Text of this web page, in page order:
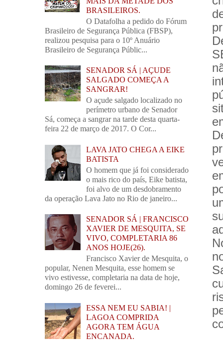
BRASILEIROS.
O Datafolha a pedido do Fórum
Brasileiro de Segurança Pública (FBSP),
realizou pesquisa para o 10º Anuário
Brasileiro de Segurança Públic...
SENADOR SÁ | AÇUDE
SALGADO COMEÇA A
SANGRAR!
O açude salgado localizado no
perímetro urbano de Senador
Sá, começa a sangrar na tarde desta quarta-
feira 22 de março de 2017. O Cor...
LAVA JATO CHEGA A EIKE
BATISTA
O homem que já foi considerado
o mais rico do país, Eike batista,
foi alvo de um desdobramento
da operação Lava Jato no Rio de janeiro...
SENADOR SÁ | FRANCISCO
XAVIER DE MESQUITA, SE
VIVO, COMPLETARIA 86
ANOS HOJE(26).
Francisco Xavier de Mesquita, o
popular, Nenen Mesquita, esse homem se
vivo estivesse, completaria na data de hoje,
domingo 26 de feverei...
ESSA NEM EU SABIA! |
LAGOA COMPRIDA
AGORA TEM ÁGUA
ENCANADA.